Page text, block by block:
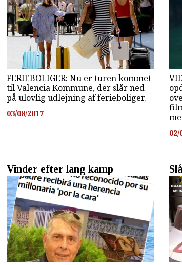
FERIEBOLIGER: Nu er turen kommet
til Valencia Kommune, der slår ned
på ulovlig udlejning af ferieboliger.
03/08/2017
02/
Vinder efter lang kamp